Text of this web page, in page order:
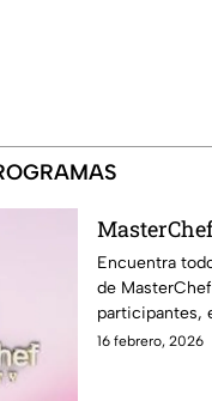
MasterChef
Encuentra
de
participantes,
momentos
16 febrero, 2026